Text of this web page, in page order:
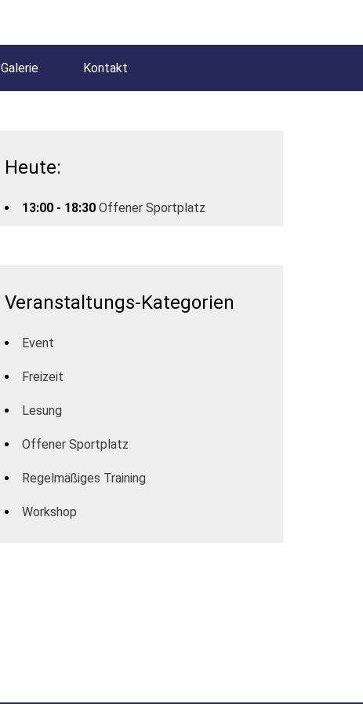
Galerie Kontakt
Heute:
13:00 - 18:30 Offener Sportplatz
Veranstaltungs-Kategorien
Event
Freizeit
Lesung
Offener Sportplatz
Regelmäßiges Training
Workshop